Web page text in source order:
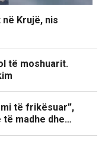
Krujë, nis
të moshuarit.
të frikësuar”,
të madhe dhe…